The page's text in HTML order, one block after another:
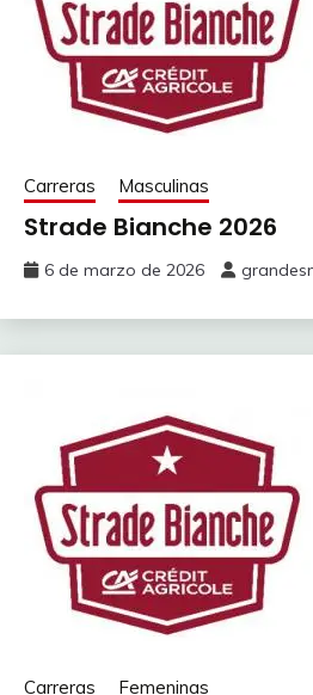
Carreras Masculinas
Strade Bianche 2026
6 de marzo de 2026
Carreras Femeninas